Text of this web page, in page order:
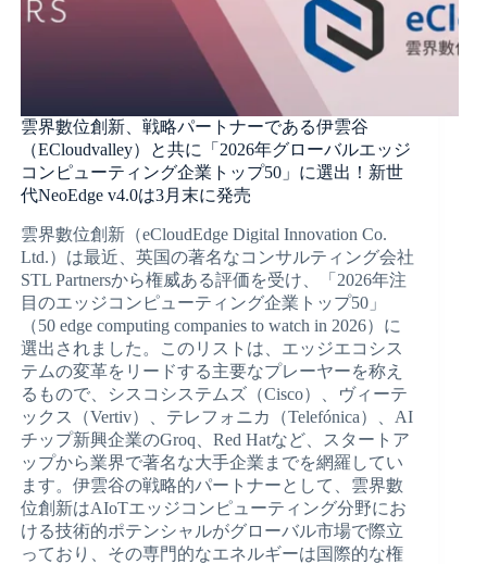
雲界數位創新、戦略パートナーである伊雲谷
（ECloudvalley）と共に「2026年グローバルエッジ
コンピューティング企業トップ50」に選出！新世
代NeoEdge v4.0は3月末に発売
雲界數位創新（eCloudEdge Digital Innovation Co.
Ltd.）は最近、英国の著名なコンサルティング会社
STL Partnersから権威ある評価を受け、「2026年注
目のエッジコンピューティング企業トップ50」
（50 edge computing companies to watch in 2026）に
選出されました。このリストは、エッジエコシス
テムの変革をリードする主要なプレーヤーを称え
るもので、シスコシステムズ（Cisco）、ヴィーテ
ックス（Vertiv）、テレフォニカ（Telefónica）、AI
チップ新興企業のGroq、Red Hatなど、スタートア
ップから業界で著名な大手企業までを網羅してい
ます。伊雲谷の戦略的パートナーとして、雲界數
位創新はAIoTエッジコンピューティング分野にお
ける技術的ポテンシャルがグローバル市場で際立
っており、その専門的なエネルギーは国際的な権